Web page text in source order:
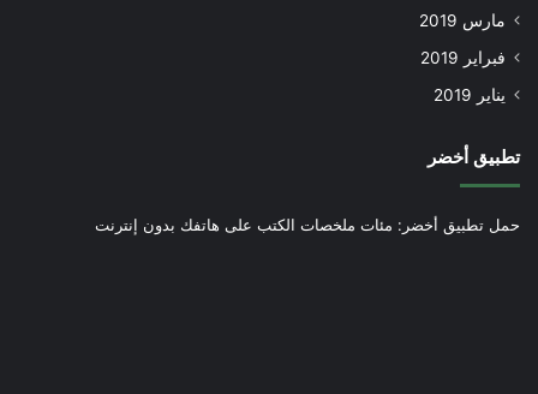
مارس 2019
فبراير 2019
يناير 2019
تطبيق أخضر
حمل تطبيق أخضر: مئات ملخصات الكتب على هاتفك بدون إنترنت